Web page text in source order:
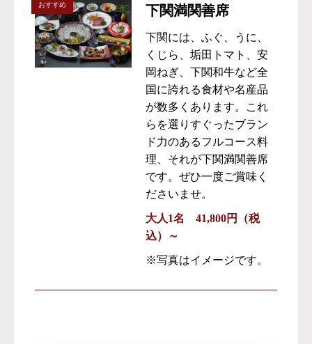
おすすめ 下関満関善席
下関には、ふぐ、うに、
くじら、垢田トマト、安
岡ねぎ、下関和牛など全
国に誇れる食材や名産品
が数多くあります。これ
らを選りすぐったブラン
ド力のあるフルコース料
理、それが下関満関善席
です。ぜひ一度ご賞味く
ださいませ。
大人1名 41,800円（税
込）～
※写真はイメージです。